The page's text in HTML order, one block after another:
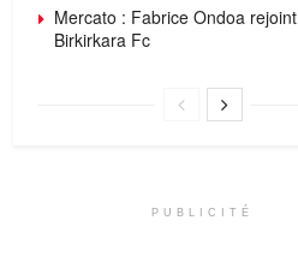
Mercato : Fabrice Ondoa rejoint
Birkirkara Fc
PUBLICITÉ